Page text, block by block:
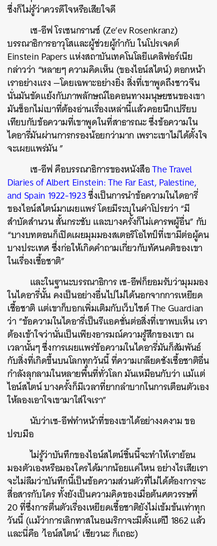
ซึ่งก็ไม่รู้ว่าควรดีใจหรือเสียใจดี
เซ-อีฟ โรเซนกรานซ์ (Ze’ev Rosenkranz)
บรรณาธิการอาวุโสและผู้ช่วยผู้กำกับ ในโปรเจคต์
Einstein Papers แห่งสถาบันเทคโนโลยีแคลิฟอร์เนีย
กล่าวว่า “หลายๆ ความคิดเห็น (ของไอน์สไตน์) ตอกหน้า
เราอย่างแรง —โดยเฉพาะอย่างยิ่ง สิ่งที่เขาพูดถึงชาวจีน
นั่นมันขัดแย้งกับภาพลักษณ์ไอคอนทางมนุษยชนของเขา
มันช็อกไม่เบาที่ต้องอ่านเรื่องเหล่านี้แล้วคอยนึกเปรียบ
เทียบกับข้อความที่เขาพูดในที่สาธารณะ ซึ่งข้อความใน
ไดอารี่มันผ่านการกรองน้อยกว่ามาก เพราะเขาไม่ได้ตั้งใจ
จะเผยแพร่มัน ”
เซ-อีฟ คือบรรณาธิการของหนังสือThe Travel
Diaries of Albert Einstein: The Far East, Palestine,
and Spain 1922-1923ซึ่งเป็นการนำข้อความในไดอารี่
ของไอน์สไตน์มาเผยแพร่ โดยมีระบุในคำโปรยว่า “มี
สำบัดสำนวน สั้นกระชับ และบางครั้งก็ไม่เคารพผู้อื่น” กับ
“บางบทตอนก็เปิดเผยมุมมองสเตอริโอไทป์ที่เขามีต่อผู้คน
บางประเทศ ซึ่งก่อให้เกิดคำถามเกี่ยวกับทัศนคติของเขา
ในเรื่องเชื้อชาติ”
และในฐานะบรรณาธิการ เซ-อีฟก็ยอมรับว่ามุมมอง
ในไดอารี่นั้น คงเป็นอย่างอื่นไปไม่ได้นอกจากการเหยียด
เชื้อชาติ แต่เขาก็บอกเพิ่มเติมกับเว็บไซต์ The Guardian
ว่า “ข้อความในไดอารี่เป็นรีแอคชั่นต่อสิ่งที่เขาพบเห็น เรา
ต้องเข้าใจว่านั่นเป็นเพียงอารมณ์ความรู้สึกของเขา ณ
เวลานั้นๆ ซึ่งการเผยแพร่ข้อความในไดอารี่มันก็สัมพันธ์
กับสิ่งที่เกิดขึ้นบนโลกทุกวันนี้ ที่ความเกลียดชังเชื้อชาติอื่น
กำลังลุกลามในหลายพื้นที่ทั่วโลก มันเหมือนกับว่า แม้แต่
ไอน์สไตน์ บางครั้งก็มีเวลาที่ยากลำบากในการเตือนตัวเอง
ให้ลองเอาใจเขามาใส่ใจเรา”
นับว่าเซ-อีฟทำหน้าที่ของเขาได้อย่างงดงาม ขอ
ปรบมือ
ไม่รู้ว่าบันทึกของไอน์สไตน์ชิ้นนี้จะทำให้เราย้อน
มองตัวเองหรือมองใครได้มากน้อยแค่ไหน อย่างไรเสียเรา
จะไม่ลืมว่าบันทึกนี้เป็นข้อความส่วนตัวที่ไม่ได้ต้องการจะ
สื่อสารกับใคร ทั้งยังเป็นความคิดของเมื่อต้นศตวรรษที่
20 ที่ซึ่งการตื่นตัวเรื่องเหยียดเชื้อชาติยังไม่เข้มข้นเท่าทุก
วันนี้ (แม้ว่าการเลิกทาสในอเมริกาจะมีตั้งแต่ปี 1862 แล้ว
และนี่คือ ‘ไอน์สไตน์’ เชียวนะ ก็เถอะ)
ค้นหา
SHARE TWEET LINE EMAIL